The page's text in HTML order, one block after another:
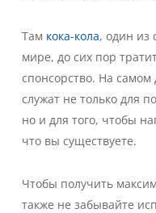
Там кока-кола, один из
мире, до сих пор
спонсорство. На
служат не только для
но и для того, чтобы
что вы существуете.
Чтобы получить
также не забывайте